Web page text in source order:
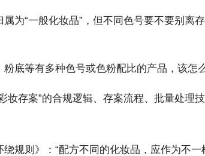
“一般化妆品”，但不同色号要不要别离
等有多种色号或色粉配比的产品，该怎
存案”的合规逻辑、存案流程、批量处理技
则》：“配方不同的化妆品，应作为不一